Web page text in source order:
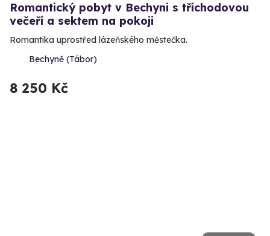
Romantický pobyt v Bechyni s tříchodovou
večeří a sektem na pokoji
Romantika uprostřed lázeňského městečka.
Bechyně (Tábor)
8 250 Kč